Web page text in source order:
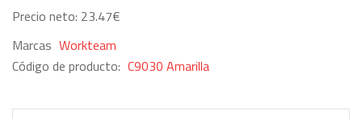
Precio neto: 23.47€
Marcas Workteam
Código de producto: C9030 Amarilla